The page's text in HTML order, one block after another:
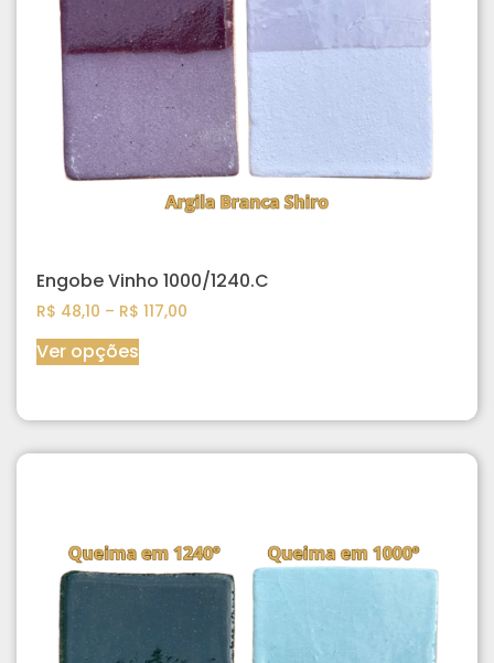
Engobe Vinho 1000/1240.C
R$ 48,10 – R$ 117,00
Ver opções